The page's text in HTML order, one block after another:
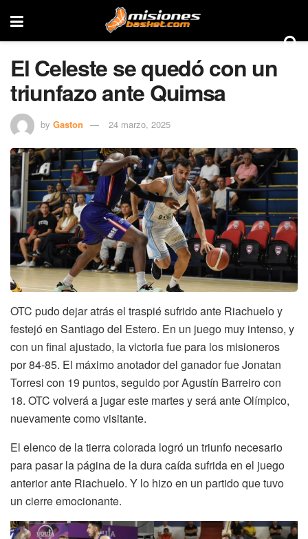
El Celeste se quedó con un
triunfazo ante Quimsa
by Gaston 24 marzo, 2025
OTC pudo dejar atrás el traspié sufrido ante Riachuelo y
festejó en Santiago del Estero. En un juego muy intenso, y
con un final ajustado, la victoria fue para los misioneros
por 84-85. El máximo anotador del ganador fue Jonatan
Torresi con 19 puntos, seguido por Agustín Barreiro con
18. OTC volverá a jugar este martes y será ante Olímpico,
nuevamente como visitante.
El elenco de la tierra colorada logró un triunfo necesario
para pasar la página de la dura caída sufrida en el juego
anterior ante Riachuelo. Y lo hizo en un partido que tuvo
un cierre emocionante.